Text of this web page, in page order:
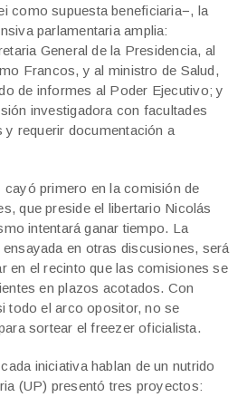
como supuesta beneficiaria−, la
parlamentaria amplia:
General de la Presidencia, al
Francos, y al ministro de Salud,
de informes al Poder Ejecutivo; y
investigadora con facultades
y requerir documentación a
primero en la comisión de
que preside el libertario Nicolás
intentará ganar tiempo. La
en otras discusiones, será
en el recinto que las comisiones se
en plazos acotados. Con
todo el arco opositor, no se
sortear el freezer oficialista.
iniciativa hablan de un nutrido
(UP) presentó tres proyectos: